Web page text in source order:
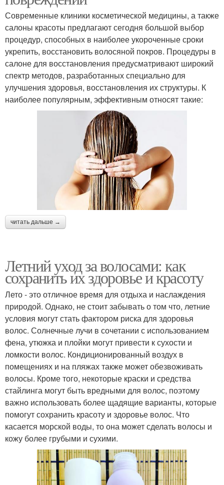
Современные клиники косметической медицины, а также
салоны красоты предлагают сегодня большой выбор
процедур, способных в наиболее укороченные сроки
укрепить, восстановить волосяной покров. Процедуры в
салоне для восстановления предусматривают широкий
спектр методов, разработанных специально для
улучшения здоровья, восстановления их структуры. К
наиболее популярным, эффективным относят такие:
читать дальше →
Летний уход за волосами: как
сохранить их здоровье и красоту
Лето - это отличное время для отдыха и наслаждения
природой. Однако, не стоит забывать о том что, летние
условия могут стать фактором риска для здоровья
волос. Солнечные лучи в сочетании с использованием
фена, утюжка и плойки могут привести к сухости и
ломкости волос. Кондиционированный воздух в
помещениях и на пляжах также может обезвоживать
волосы. Кроме того, некоторые краски и средства
стайлинга могут быть вредными для волос, поэтому
важно использовать более щадящие варианты, которые
помогут сохранить красоту и здоровье волос. Что
касается морской воды, то она может сделать волосы и
кожу более грубыми и сухими.